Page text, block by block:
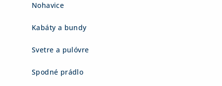
Nohavice
Kabáty a bundy
Svetre a pulóvre
Spodné prádlo